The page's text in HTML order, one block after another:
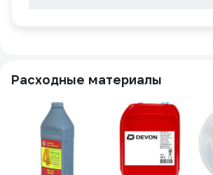
Расходные материалы